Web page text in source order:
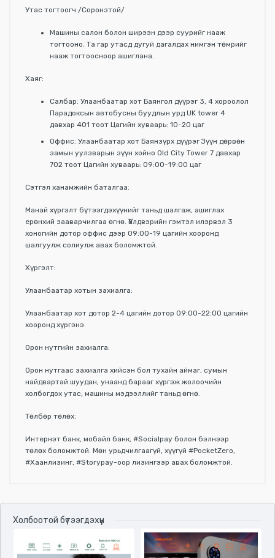
Утас тогтоогч /Соронзтой/
Машины салон болон ширээн дээр суурийг нааж
тогтооно. Та гар утасд дугуй дагалдах нимгэн төмрийг
нааж тогтоосноор ашиглана.
Хаяг:
Салбар: Улаанбаатар хот Баянгол дүүрэг 3, 4 хороолол
Парадоксын автобусны буудлын урд UK tower 4
давхар 401 тоот Цагийн хуваарь: 10-20 цаг
Оффис: Улаанбаатар хот Баянзүрх дүүрэг Зүүн дөрвөн
замын уулзварын зүүн хойно Old City Tower 7 давхар
702 тоот Цагийн хуваарь: 09:00-19:00 цаг
Сэтгэл ханамжийн баталгаа:
Манай хүргэлт бүтээгдэхүүнийг таньд шалгаж, ашиглах
ерөнхий зааварчилгаа өгнө. Үйлдвэрийн гэмтэл илэрвэл 3
хоногийн дотор оффис дээр 09:00-19 цагийн хооронд
шалгуулж солиулж авах боломжтой.
Хүргэлт:
Улаанбаатар хотын захиалга:
Улаанбаатар хот дотор 2-4 цагийн дотор 09:00-22:00 цагийн
хооронд хүргэнэ.
Орон нутгийн захиалга:
Орон нутгаас захиалга хийсэн бол тухайн аймаг, сумын
найдвартай шуудан, унаанд барааг хүргэж жолоочийн
холбогдох утас, машины мэдээллийг таньд өгнө.
Төлбөр төлөх:
Интернэт банк, мобайл банк, #Socialpay болон бэлнээр
төлөх боломжтой. Мөн урьдчилгаагүй, хүүгүй #PocketZero,
#Хаанлизинг, #Storypay-оор лизингээр авах боломжтой.
Холбоотой бүтээгдэхүүн